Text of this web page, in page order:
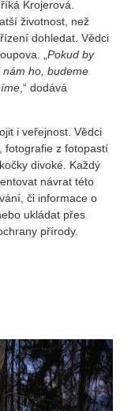
říká Krojerová.
životnost, než
dohledat. Vědci
„Pokud by
ho, budeme
,“ dodává
i veřejnost. Vědci
fotografie z fotopastí
divoké. Každý
návrat této
či informace o
ukládat přes
přírody.